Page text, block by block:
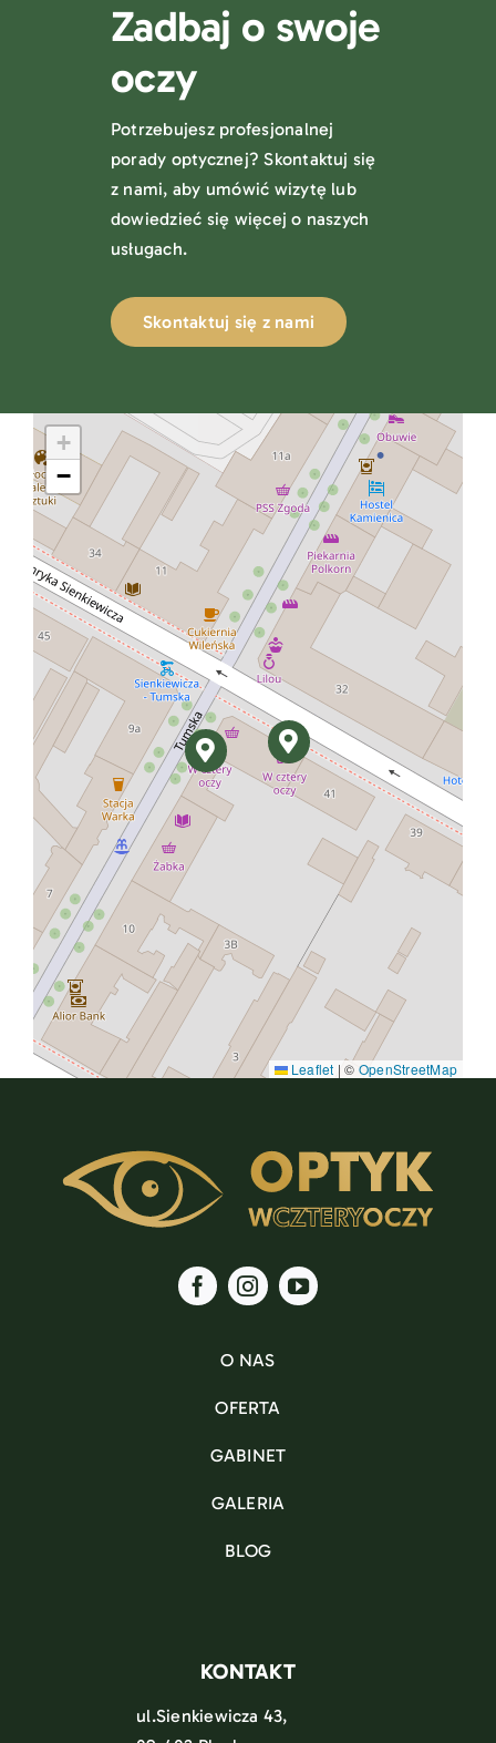
Zadbaj o swoje
oczy
Potrzebujesz profesjonalnej
porady optycznej? Skontaktuj się
z nami, aby umówić wizytę lub
dowiedzieć się więcej o naszych
usługach.
Skontaktuj się z nami
+
−
Leaflet | © OpenStreetMap
O NAS
OFERTA
GABINET
GALERIA
BLOG
KONTAKT
ul.Sienkiewicza 43,